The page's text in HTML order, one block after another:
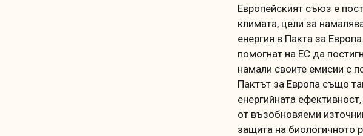
Европейският съюз е
климата, цели за
енергия в Пакта за Европа.
помогнат на ЕС да
намали своите емисии с
Пактът за Европа също
енергийната
от възобновяеми
защита на биологичното